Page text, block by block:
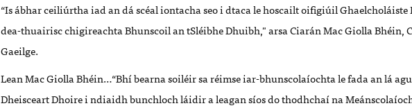
“Is ábhar ceiliúrtha iad an dá scéal iontacha seo i dtaca le hoscailt oifigiúil Ghaelcholáiste
dea-thuairisc chigireachta Bhunscoil an tSléibhe Dhuibh," arsa Ciarán Mac Giolla Bhéin,
Gaeilge.
Lean Mac Giolla Bhéin…“Bhí bearna soiléir sa réimse iar-bhunscolaíochta le fada an lá
Dheisceart Dhoire i ndiaidh bunchloch láidir a leagan síos do thodhchaí na